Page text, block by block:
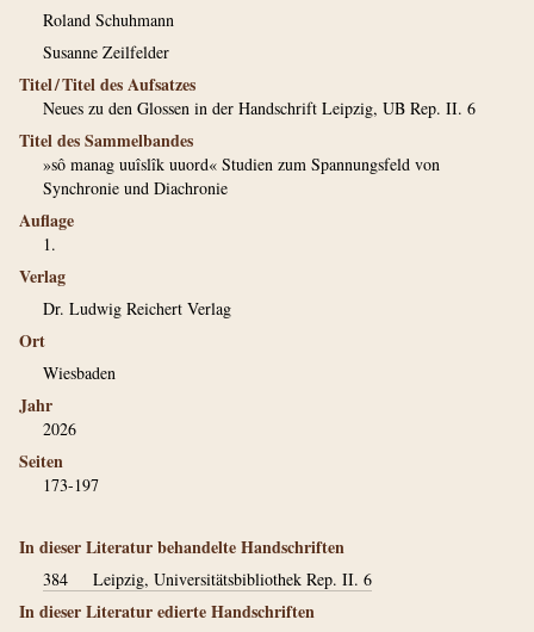
Roland Schuhmann
Susanne Zeilfelder
Titel / Titel des Aufsatzes
Neues zu den Glossen in der Handschrift Leipzig, UB Rep. II. 6
Titel des Sammelbandes
»sô manag uuîslîk uuord« Studien zum Spannungsfeld von
Synchronie und Diachronie
Auflage
1.
Verlag
Dr. Ludwig Reichert Verlag
Ort
Wiesbaden
Jahr
2026
Seiten
173-197
In dieser Literatur behandelte Handschriften
384 Leipzig, Universitätsbibliothek Rep. II. 6
In dieser Literatur edierte Handschriften